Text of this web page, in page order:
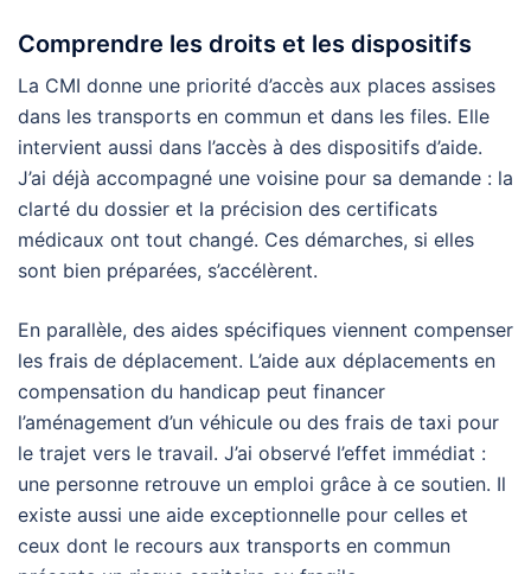
Comprendre les droits et les dispositifs
La CMI donne une priorité d’accès aux places assises
dans les transports en commun et dans les files. Elle
intervient aussi dans l’accès à des dispositifs d’aide.
J’ai déjà accompagné une voisine pour sa demande : la
clarté du dossier et la précision des certificats
médicaux ont tout changé. Ces démarches, si elles
sont bien préparées, s’accélèrent.
En parallèle, des aides spécifiques viennent compenser
les frais de déplacement. L’aide aux déplacements en
compensation du handicap peut financer
l’aménagement d’un véhicule ou des frais de taxi pour
le trajet vers le travail. J’ai observé l’effet immédiat :
une personne retrouve un emploi grâce à ce soutien. Il
existe aussi une aide exceptionnelle pour celles et
ceux dont le recours aux transports en commun